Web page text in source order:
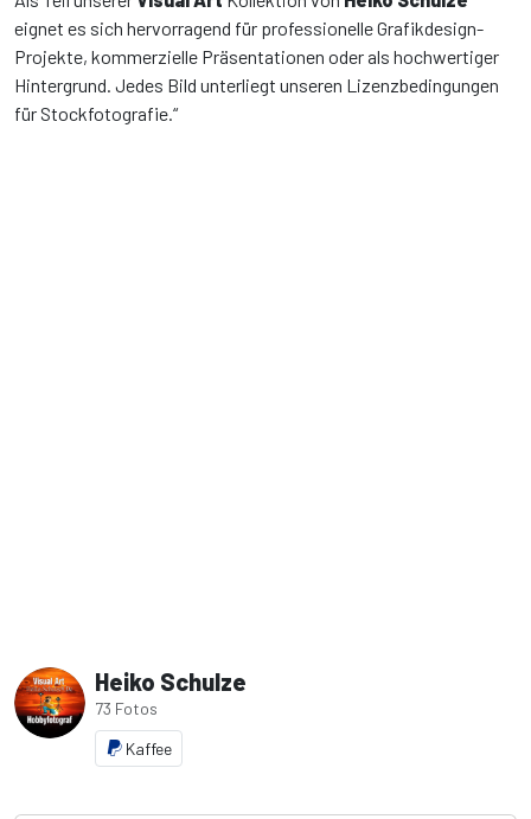
eignet es sich hervorragend für professionelle Grafikdesign-
Projekte, kommerzielle Präsentationen oder als hochwertiger
Hintergrund. Jedes Bild unterliegt unseren Lizenzbedingungen
für Stockfotografie.“
Heiko Schulze
73 Fotos
Kaffee